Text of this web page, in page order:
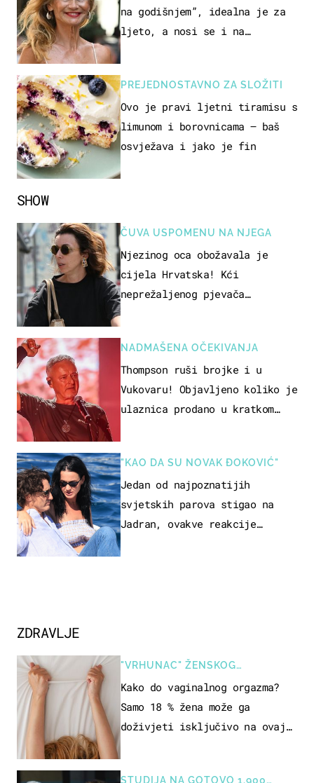
SHOW
ČUVA USPOMENU NA NJEGA
Njezinog oca obožavala je
cijela Hrvatska! Kći
neprežaljenog pjevača
NADMAŠENA OČEKIVANJA
Thompson ruši brojke i u
Vukovaru! Objavljeno koliko je
ulaznica prodano u kratkom
"KAO DA SU NOVAK ĐOKOVIĆ"
Jedan od najpoznatijih
svjetskih parova stigao na
Jadran, ovakve reakcije
ZDRAVLJE
"VRHUNAC" ŽENSKOG
SEKSUALNOG ISKUSTVA
Kako do vaginalnog orgazma?
Samo 18 % žena može ga
doživjeti isključivo na ovaj
STUDIJA NA GOTOVO 1.900
na godišnjem”, idealna je za
ljeto, a nosi se i na
PREJEDNOSTAVNO ZA SLOŽITI
Ovo je pravi ljetni tiramisu s
limunom i borovnicama – baš
osvježava i jako je fin